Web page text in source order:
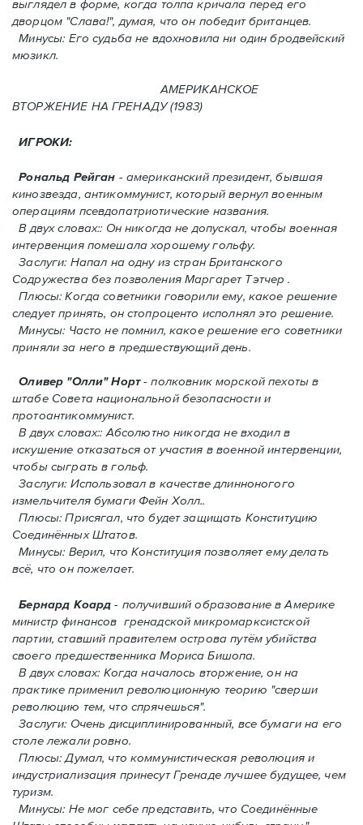
выглядел в форме, когда толпа кричала перед его
дворцом "Слава!", думая, что он победит британцев.
Минусы: Его судьба не вдохновила ни один бродвейский
мюзикл.
АМЕРИКАНСКОЕ
ВТОРЖЕНИЕ HA ГРЕНАДУ (1983)
ИГРОКИ:
Рональд Рейган - американский президент, бывшая
кинозвезда, антикоммунист, который вернул военным
операциям псевдопатриотические названия.
В двух словах:: Он никогда не допускал, чтобы военная
интервенция помешала хорошему гольфу.
Заслуги: Напал на одну из стран Британского
Содружества без позволения Mаргарет Тэтчер .
Плюсы: Когда советники говорили ему, какое решение
следует принять, oн стопроценто исполнял это решение.
Минусы: Часто не помнил, какое решение его советники
приняли за него в предшествующий день.
Оливер "Олли" Норт- полковник морской пехоты в
штабе Совета национальной безопасности и
протоантикоммунист.
В двух словах:: Абсолютно никогда не входил в
искушение отказаться от участия в военной интервенции,
чтобы сыграть в гольф.
Заслуги: Использовал в качестве длинноногого
измельчителя бумаги Фейн Холл..
Плюсы: Присягал, что будет защищать Конституцию
Соединённых Штатов.
Минусы: Верил, что Конституция позволяет ему делать
всё, что он пожелает.
Бернард Коард- получивший образование в Америке
министр финансов гренадской микромарксистской
партии, ставший правителем острова путём убийства
своего предшественника Мориса Бишопа.
В двух словах: Когда началось вторжение, oн на
практике применил революционную теорию "сверши
революцию тем, что спрячешься".
Заслуги: Очень дисциплинированный, все бумаги на его
столе лежали ровно.
Плюсы: Думал, что коммунистическая революция и
индустриализация принесут Гренадe лучшее будущее, чем
туризм.
Минусы: Не мог себе представить, что Соединённые